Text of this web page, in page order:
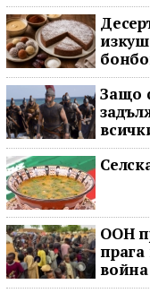
Защо
ООН
война